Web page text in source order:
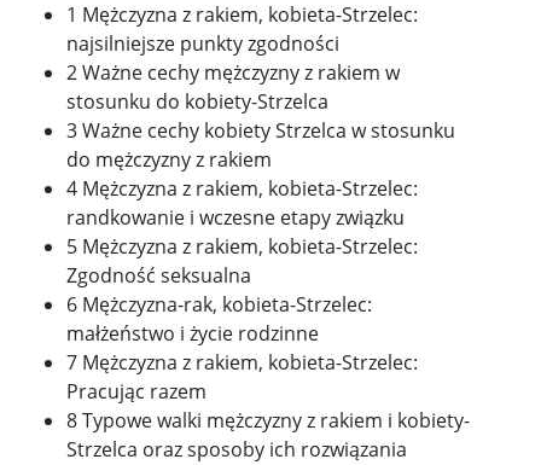
1 Mężczyzna z rakiem, kobieta-Strzelec:
najsilniejsze punkty zgodności
2 Ważne cechy mężczyzny z rakiem w
stosunku do kobiety-Strzelca
3 Ważne cechy kobiety Strzelca w stosunku
do mężczyzny z rakiem
4 Mężczyzna z rakiem, kobieta-Strzelec:
randkowanie i wczesne etapy związku
5 Mężczyzna z rakiem, kobieta-Strzelec:
Zgodność seksualna
6 Mężczyzna-rak, kobieta-Strzelec:
małżeństwo i życie rodzinne
7 Mężczyzna z rakiem, kobieta-Strzelec:
Pracując razem
8 Typowe walki mężczyzny z rakiem i kobiety-
Strzelca oraz sposoby ich rozwiązania